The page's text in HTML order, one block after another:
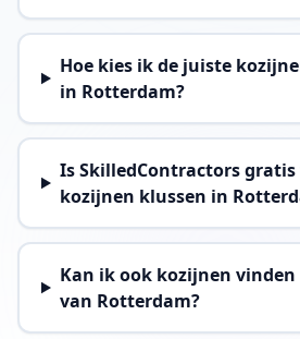
Hoe kies ik de juiste
in Rotterdam?
Is SkilledContractors gratis
kozijnen klussen in
Kan ik ook kozijnen
van Rotterdam?